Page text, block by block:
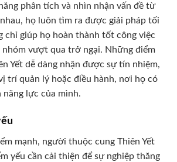
phân tích và nhìn nhận vấn đề từ
họ luôn tìm ra được giải pháp tối
chỉ giúp họ hoàn thành tốt công việc
nhóm vượt qua trở ngại. Những điểm
Yết dễ dàng nhận được sự tín nhiệm,
trí quản lý hoặc điều hành, nơi họ có
lực của mình.
mạnh, người thuộc cung Thiên Yết
yếu cần cải thiện để sự nghiệp thăng